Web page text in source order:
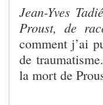
Jean-Yves
Proust, de
comment j’ai
de
la mort de